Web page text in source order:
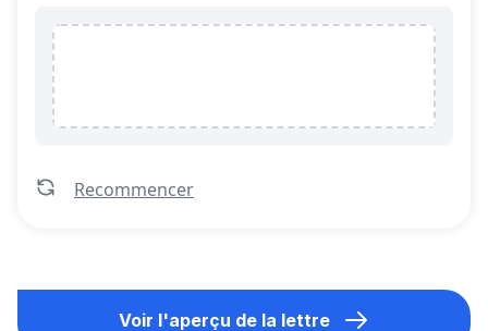
Recommencer
Voir l'aperçu de la lettre